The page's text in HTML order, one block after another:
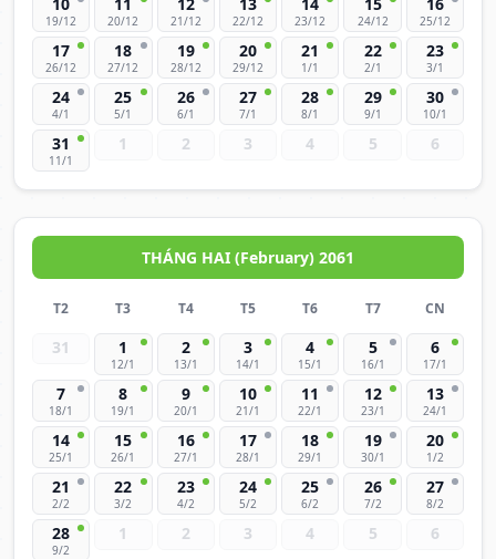
19/12 20/12 21/12 22/12 23/12 24/12 25/12
17
26/12
18
27/12
19
28/12
20
29/12
21
1/1
22
2/1
23
3/1
24
4/1
25
5/1
26
6/1
27
7/1
28
8/1
29
9/1
30
10/1
31
11/1
1 2 3 4 5 6
THÁNG HAI (February) 2061
T2 T3 T4 T5 T6 T7 CN
31 1
12/1
2
13/1
3
14/1
4
15/1
5
16/1
6
17/1
7
18/1
8
19/1
9
20/1
10
21/1
11
22/1
12
23/1
13
24/1
14
25/1
15
26/1
16
27/1
17
28/1
18
29/1
19
30/1
20
1/2
21
2/2
22
3/2
23
4/2
24
5/2
25
6/2
26
7/2
27
8/2
28
9/2
1 2 3 4 5 6